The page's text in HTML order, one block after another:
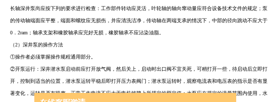
长轴深井泵尚应按下列的要求进行检查：工作部件转动应灵活，叶轮轴的轴向窜动量应符合设备技术文件的规定；泵
的传动轴端面应平整，端面和螺纹应无损伤，并应清洗洁净，传动轴在两端支承的情况下，中部的径向跳动不应大于
0．2ram；轴承支架和橡胶轴承应完好无损，橡胶轴承不应沾染油脂。
（2）深井泵的操作方法
①操作者必须掌握操作规程通用部分。
②开泵运行： 深井潜水泵启动前应打开放气阀，然后关上，启动时出口阀不宜关死，可稍打开一些，待启动后立即打
开，控制到适当的位置，潜水泵运转平稳后即打开压力表阀门；潜水泵运转时，观察电流表和电压表的指示是否有显
著变化，运转是否有噪声，正常工作电流不应大于电机铭牌上所规定的额定值；水泵应在规定的流量范围内使用，水